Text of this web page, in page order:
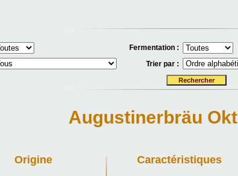
Fermentation :
Trier par :
Augustinerbräu
Origine Caractéristiques